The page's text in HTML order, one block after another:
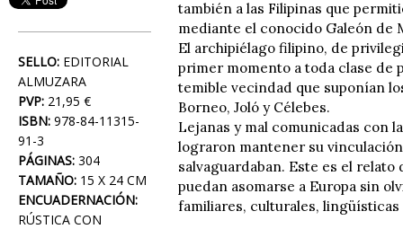
SELLO: EDITORIAL
ALMUZARA
PVP: 21,95 €
ISBN: 978-84-11315-
91-3
PÁGINAS: 304
TAMAÑO: 15 X 24 CM
ENCUADERNACIÓN:
RÚSTICA CON
también a las Filipinas que
mediante el conocido Galeón de
El archipiélago filipino, de
primer momento a toda clase de
temible vecindad que suponían
Borneo, Joló y Célebes.
Lejanas y mal comunicadas con
lograron mantener su
salvaguardaban. Este es el
puedan asomarse a Europa sin
familiares, culturales, lingüísticas